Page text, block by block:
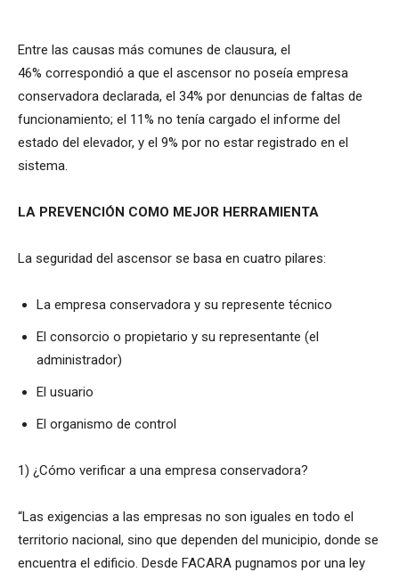
​Entre las causas más comunes de clausura​, el
46% correspondió a que el ascensor no pose​ía​ empresa
conservadora declarada, el 34% por denuncias de faltas de
funcionamiento; el 11% no tenía cargado el informe del
estado del elevador, y el 9% por no estar registrado en el
sistema.
LA PREVENCIÓN COMO MEJOR HERRAMIENTA
La seguridad del ascensor se basa en cuatro pilares:
La empresa conservadora y su represente técnico
El consorcio o propietario y su representante (el
administrador)
El usuario
El organismo de control​
1) ¿Cómo verificar a una empresa conservadora?
“Las exigencias a las empresas no son iguales en todo el
territorio nacional, sino que dependen del municipio, donde se
encuentra el edificio. Desde FACARA pugnamos por una ley